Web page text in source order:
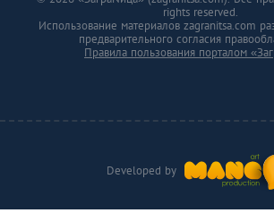
Developed by
rights reserved.
Использование материалов zagranitsa.com
предварительного согласия
Правила пользования порталом